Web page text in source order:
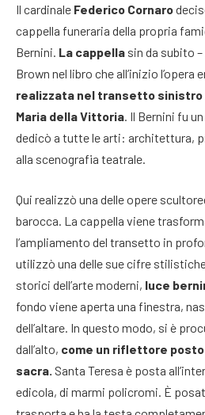
Il cardinale Federico Cornaro
cappella funeraria della propria
Bernini. La cappella sin da subito
Brown nel libro che all’inizio l’opera
realizzata nel transetto sinistro
Maria della Vittoria. Il Bernini fu
dedicò a tutte le arti: architettura,
alla scenografia teatrale.
Qui realizzò una delle opere
barocca. La cappella viene
l’ampliamento del transetto in
utilizzò una delle sue cifre
storici dell’arte moderni, luce
fondo viene aperta una finestra,
dell’altare. In questo modo, si è
dall’alto, come un riflettore
sacra. Santa Teresa è posta
edicola, di marmi policromi. È